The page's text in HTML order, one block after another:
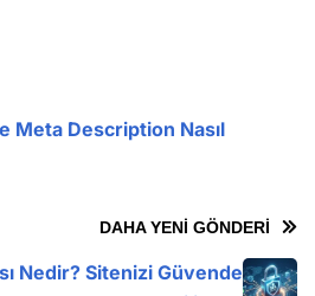
Meta Description Nasıl
DAHA YENI GÖNDERI
Nedir? Sitenizi Güvende